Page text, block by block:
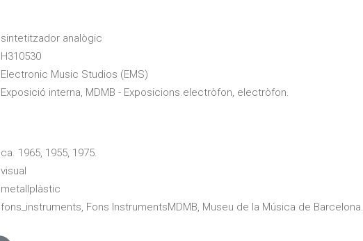
sintetitzador analògic
H310530
Electronic Music Studios (EMS)
Exposició interna, MDMB - Exposicions.electròfon, electròfon.
ca. 1965, 1955, 1975.
visual
metallplàstic
fons_instruments, Fons InstrumentsMDMB, Museu de la Música de Barcelona.